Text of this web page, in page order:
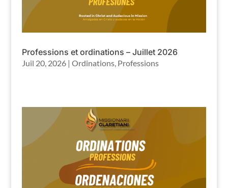
Professions et ordinations – Juillet 2026
Juil 20, 2026| Ordinations, Professions